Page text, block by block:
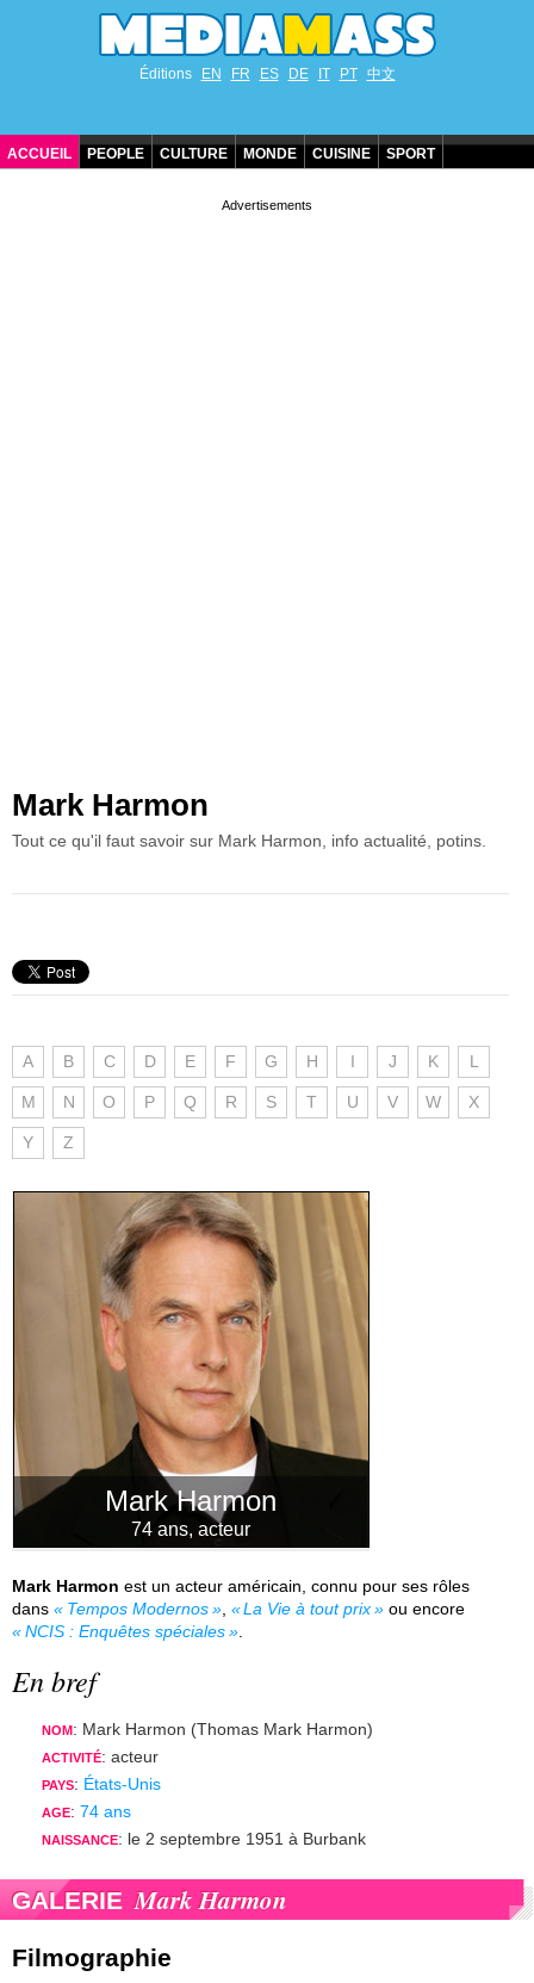
Éditions EN FR ES DE IT PT 中文
ACCUEIL PEOPLE CULTURE MONDE CUISINE SPORT
Mark Harmon
Tout ce qu'il faut savoir sur Mark Harmon, info actualité, potins.
A B C D E F G H I J K L
M N O P Q R S T U V W X
Y Z
Mark Harmon
74 ans, acteur
Mark Harmon est un acteur américain, connu pour ses rôles
dans
Tempos Modernos , La Vie à tout prix
ou encore
NCIS : Enquêtes spéciales
.
En bref
NOM : Mark Harmon (Thomas Mark Harmon)
ACTIVITÉ: acteur
PAYS: États-Unis
AGE: 74 ans
NAISSANCE: le 2 septembre 1951 à Burbank
GALERIE Mark Harmon
Filmographie